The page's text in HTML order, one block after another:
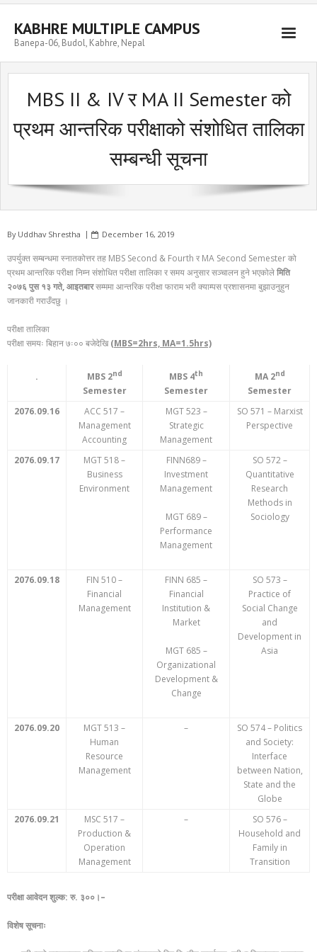
Skip
contentKABHRE MULTIPLE CAMPUS
Banepa-06, Budol, Kabhre, Nepal
MBS II & IV र MA II Semester को
प्रथम आन्तरिक परीक्षाको संशोधित तालिका
सम्बन्धी सूचना
By Uddhav Shrestha December 16, 2019
उपर्युक्त सम्बन्धमा स्नातकोत्तर तह MBS Second & Fourth र MA Second Semester को
प्रथम आन्तरिक परीक्षा निम्न संशोधित परीक्षा तालिका र समय अनुसार सञ्चालन हुने भएकोलेमिति
२०७६ पुस १३ गते, आइतबारसम्ममा आन्तरिक परीक्षा फाराम भरी क्याम्पस प्रशासनमा बुझाउनुहुन
जानकारी गराउँदछु ।
परीक्षा तालिका
परीक्षा समयः बिहान ७ः०० बजेदेखि(MBS=2hrs, MA=1.5hrs)
. MBS 2nd
Semester
MBS 4th
Semester
MA 2nd
Semester
2076.09.16
ACC 517 –
Management
Accounting
MGT 523 –
Strategic
Management
SO 571 – Marxist
Perspective
2076.09.17
MGT 518 –
Business
Environment
FINN689 –
Investment
Management
MGT 689 –
Performance
Management
SO 572 –
Quantitative
Research
Methods in
Sociology
2076.09.18
FIN 510 –
Financial
Management
FINN 685 –
Financial
Institution &
Market
MGT 685 –
Organizational
Development &
Change
SO 573 –
Practice of
Social Change
and
Development in
Asia
2076.09.20
MGT 513 –
Human
Resource
Management
–
SO 574 – Politics
and Society:
Interface
between Nation,
State and the
Globe
2076.09.21
MSC 517 –
Production &
Operation
Management
–
SO 576 –
Household and
Family in
Transition
परीक्षा आवेदन शुल्क: रु. ३००।–
विशेष सूचनाः